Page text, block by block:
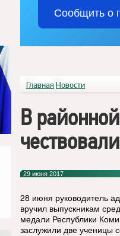
Сообщить о
Главная Новости
В
29 июня 2017
28 июня руководитель
вручил выпускникам
медали Республики
заслужили две ученицы